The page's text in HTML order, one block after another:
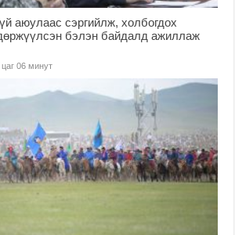
аюулаас сэргийлж, холбогдох
бэлэн байдалд ажиллаж
06 минут